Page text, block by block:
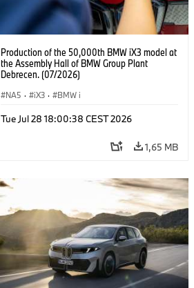
Production of the 50,000th BMW iX3 model at
the Assembly Hall of BMW Group Plant
Debrecen. (07/2026)
NA5 · iX3 · BMW i
Tue Jul 28 18:00:38 CEST 2026
1,65 MB